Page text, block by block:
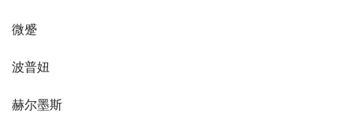
微蹙
波普妞
赫尔墨斯